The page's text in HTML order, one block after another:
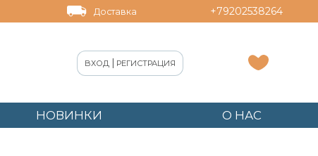
Доставка +79202538264
ВХОД |РЕГИСТРАЦИЯ
НОВИНКИ О НАС